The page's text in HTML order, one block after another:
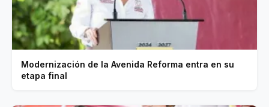
Modernización de la Avenida Reforma entra en su
etapa final